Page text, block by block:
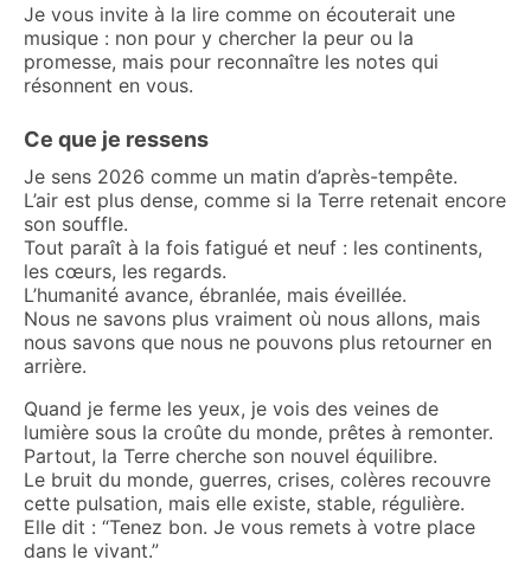
Je vous invite à la lire comme on écouterait une
musique : non pour y chercher la peur ou la
promesse, mais pour reconnaître les notes qui
résonnent en vous.
Ce que je ressens
Je sens 2026 comme un matin d’après-tempête.
L’air est plus dense, comme si la Terre retenait encore
son souffle.
Tout paraît à la fois fatigué et neuf : les continents,
les cœurs, les regards.
L’humanité avance, ébranlée, mais éveillée.
Nous ne savons plus vraiment où nous allons, mais
nous savons que nous ne pouvons plus retourner en
arrière.
Quand je ferme les yeux, je vois des veines de
lumière sous la croûte du monde, prêtes à remonter.
Partout, la Terre cherche son nouvel équilibre.
Le bruit du monde, guerres, crises, colères recouvre
cette pulsation, mais elle existe, stable, régulière.
Elle dit : “Tenez bon. Je vous remets à votre place
dans le vivant.”